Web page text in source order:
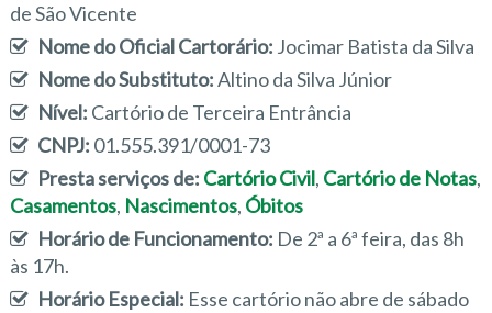
de São Vicente
Nome do Oficial Cartorário: Jocimar Batista da Silva
Nome do Substituto:Altino da Silva Júnior
Nível: Cartório de Terceira Entrância
CNPJ: 01.555.391/0001-73
Presta serviços de: Cartório Civil, Cartório de Notas,
Casamentos, Nascimentos, Óbitos
Horário de Funcionamento: De 2ª a 6ª feira, das 8h
às 17h.
Horário Especial: Esse cartório não abre de sábado